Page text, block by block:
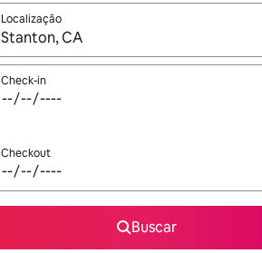
Localização
Quando os resultados estiverem
Check-in
Checkout
Buscar